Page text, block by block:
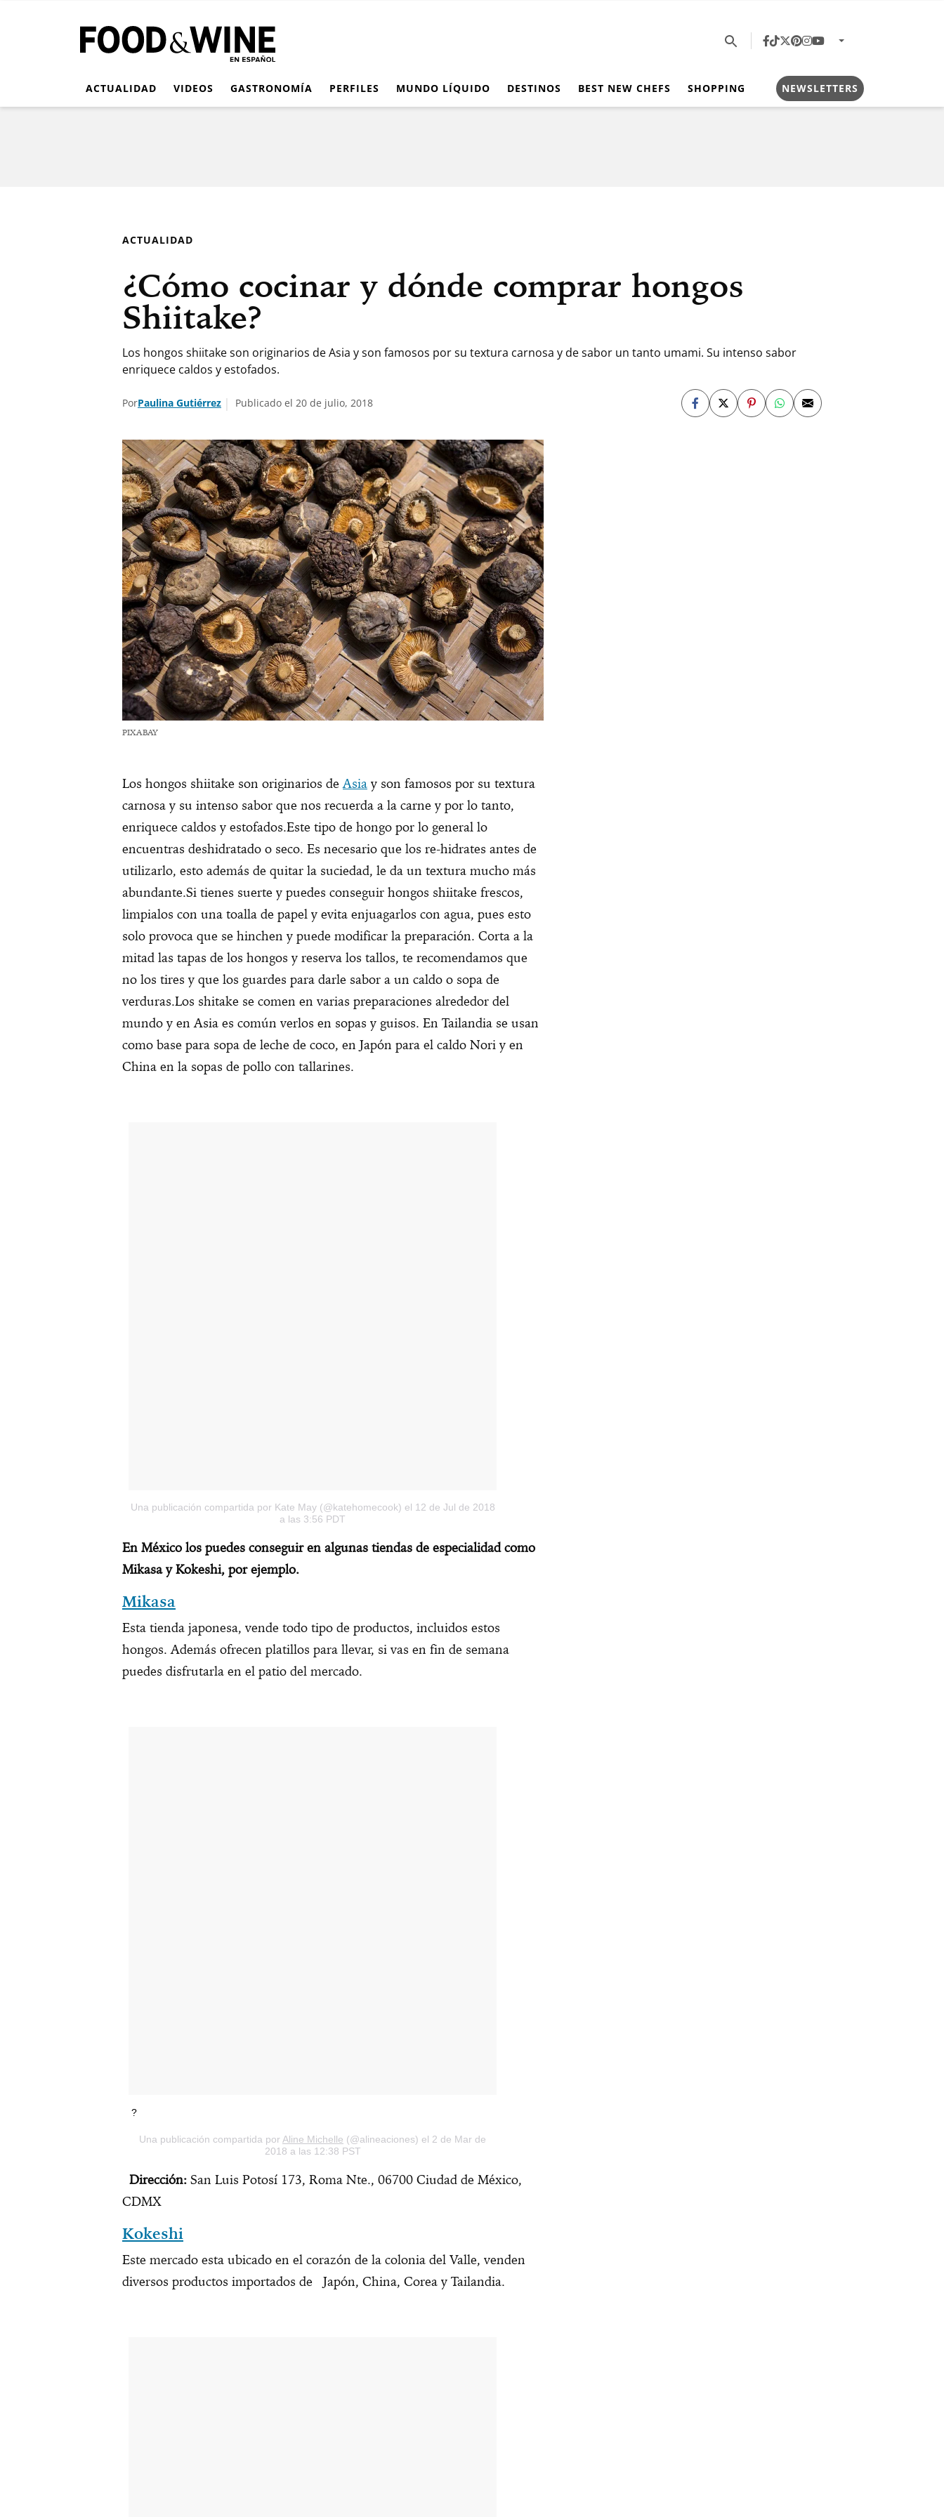
ACTUALIDAD VIDEOS GASTRONOMÍA PERFILES MUNDO LÍQUIDO DESTINOS BEST NEW CHEFS SHOPPING NEWSLETTERS
ACTUALIDAD
¿Cómo cocinar y dónde comprar hongos
Shiitake?
Los hongos shiitake son originarios de Asia y son famosos por su textura carnosa y de sabor un tanto umami. Su intenso sabor
enriquece caldos y estofados.
PorPaulina Gutiérrez Publicado el 20 de julio, 2018
PIXABAY
Los hongos shiitake son originarios de Asia y son famosos por su textura
carnosa y su intenso sabor que nos recuerda a la carne y por lo tanto,
enriquece caldos y estofados.Este tipo de hongo por lo general lo
encuentras deshidratado o seco. Es necesario que los re-hidrates antes de
utilizarlo, esto además de quitar la suciedad, le da un textura mucho más
abundante.Si tienes suerte y puedes conseguir hongos shiitake frescos,
limpialos con una toalla de papel y evita enjuagarlos con agua, pues esto
solo provoca que se hinchen y puede modificar la preparación. Corta a la
mitad las tapas de los hongos y reserva los tallos, te recomendamos que
no los tires y que los guardes para darle sabor a un caldo o sopa de
verduras.Los shitake se comen en varias preparaciones alrededor del
mundo y en Asia es común verlos en sopas y guisos. En Tailandia se usan
como base para sopa de leche de coco, en Japón para el caldo Nori y en
China en la sopas de pollo con tallarines.
Una publicación compartida por Kate May (@katehomecook) el 12 de Jul de 2018
a las 3:56 PDT
En México los puedes conseguir en algunas tiendas de especialidad como
Mikasa y Kokeshi, por ejemplo.
Mikasa
Esta tienda japonesa, vende todo tipo de productos, incluidos estos
hongos. Además ofrecen platillos para llevar, si vas en fin de semana
puedes disfrutarla en el patio del mercado.
?
Una publicación compartida por Aline Michelle (@alineaciones) el 2 de Mar de
2018 a las 12:38 PST
Dirección: San Luis Potosí 173, Roma Nte., 06700 Ciudad de México,
CDMX
Kokeshi
Este mercado esta ubicado en el corazón de la colonia del Valle, venden
diversos productos importados de Japón, China, Corea y Tailandia.